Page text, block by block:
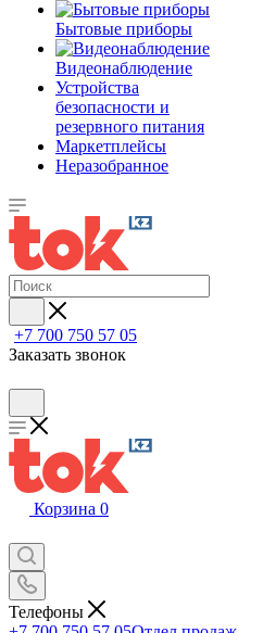
Бытовые приборы
Видеонаблюдение
Устройства
безопасности и
резервного питания
Маркетплейсы
Неразобранное
+7 700 750 57 05
Заказать звонок
Корзина 0
Телефоны